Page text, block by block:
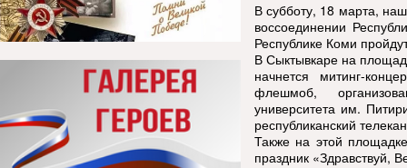
В субботу, 18 марта,
воссоединении
Республике Коми
В Сыктывкаре на
начнется митинг-
флешмоб,
университета им.
республиканский
Также на этой
праздник «Здравствуй,